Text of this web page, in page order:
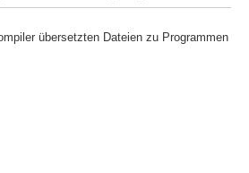
übersetzten Dateien zu Programmen